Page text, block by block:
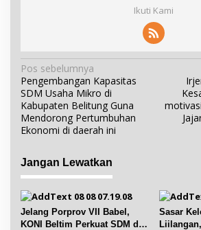
Ikuti Kami
N
a
v
i
g
s
i
p
o
Pos sebelumnya
Pengembangan Kapasitas
SDM Usaha Mikro di
Kabupaten Belitung Guna
Mendorong Pertumbuhan
Ekonomi di daerah ini
Jangan Lewatkan
Jelang Porprov VII Babel,
KONI Beltim Perkuat SDM di
Sasar